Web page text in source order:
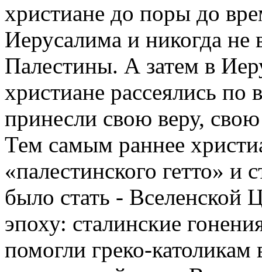
христиане до поры до
Иерусалима и никогда не
Палестины. А затем в
христиане рассеялись
принесли свою веру,
Тем самым раннее
«палестинского гетто» и
было стать - Вселенской
эпоху: сталинские
помогли греко-католикам